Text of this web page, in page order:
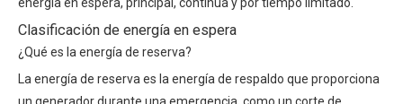
Clasificación de energía en espera
¿Qué es la energía de reserva?
La energía de reserva es la energía de respaldo que proporciona